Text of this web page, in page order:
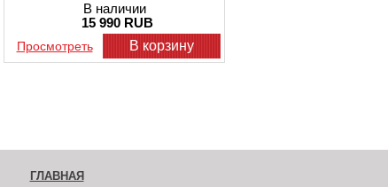
В наличии
15 990 RUB
Просмотреть В корзину
ГЛАВНАЯ